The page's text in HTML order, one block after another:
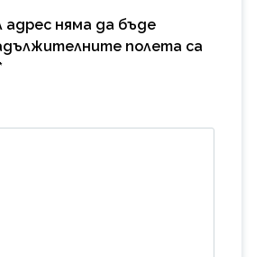
няма да бъде
полета са